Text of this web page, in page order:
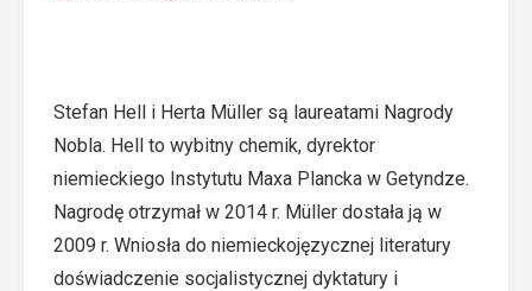
Stefan Hell i Herta Müller są laureatami Nagrody
Nobla. Hell to wybitny chemik, dyrektor
niemieckiego Instytutu Maxa Plancka w Getyndze.
Nagrodę otrzymał w 2014 r. Müller dostała ją w
2009 r. Wniosła do niemieckojęzycznej literatury
doświadczenie socjalistycznej dyktatury i